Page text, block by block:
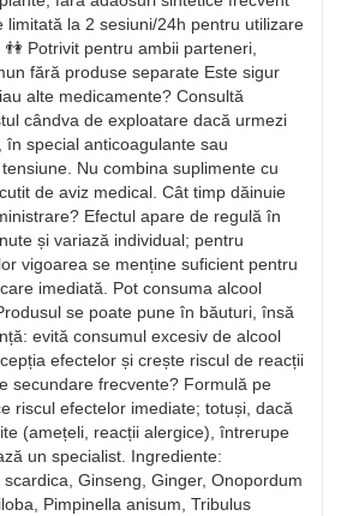
limitată la 2 sesiuni/24h pentru utilizare
Potrivit pentru ambii parteneri,
fără produse separate Este sigur
alte medicamente? Consultă
cândva de exploatare dacă urmezi
special anticoagulante sau
Nu combina suplimente cu
de aviz medical. Cât timp dăinuie
Efectul apare de regulă în
și variază individual; pentru
vigoarea se menține suficient pentru
imediată. Pot consuma alcool
se poate pune în băuturi, însă
evită consumul excesiv de alcool
efectelor și crește riscul de reacții
secundare frecvente? Formulă pe
riscul efectelor imediate; totuși, dacă
(amețeli, reacții alergice), întrerupe
un specialist. Ingrediente:
Ginseng, Ginger, Onopordum
Pimpinella anisum, Tribulus